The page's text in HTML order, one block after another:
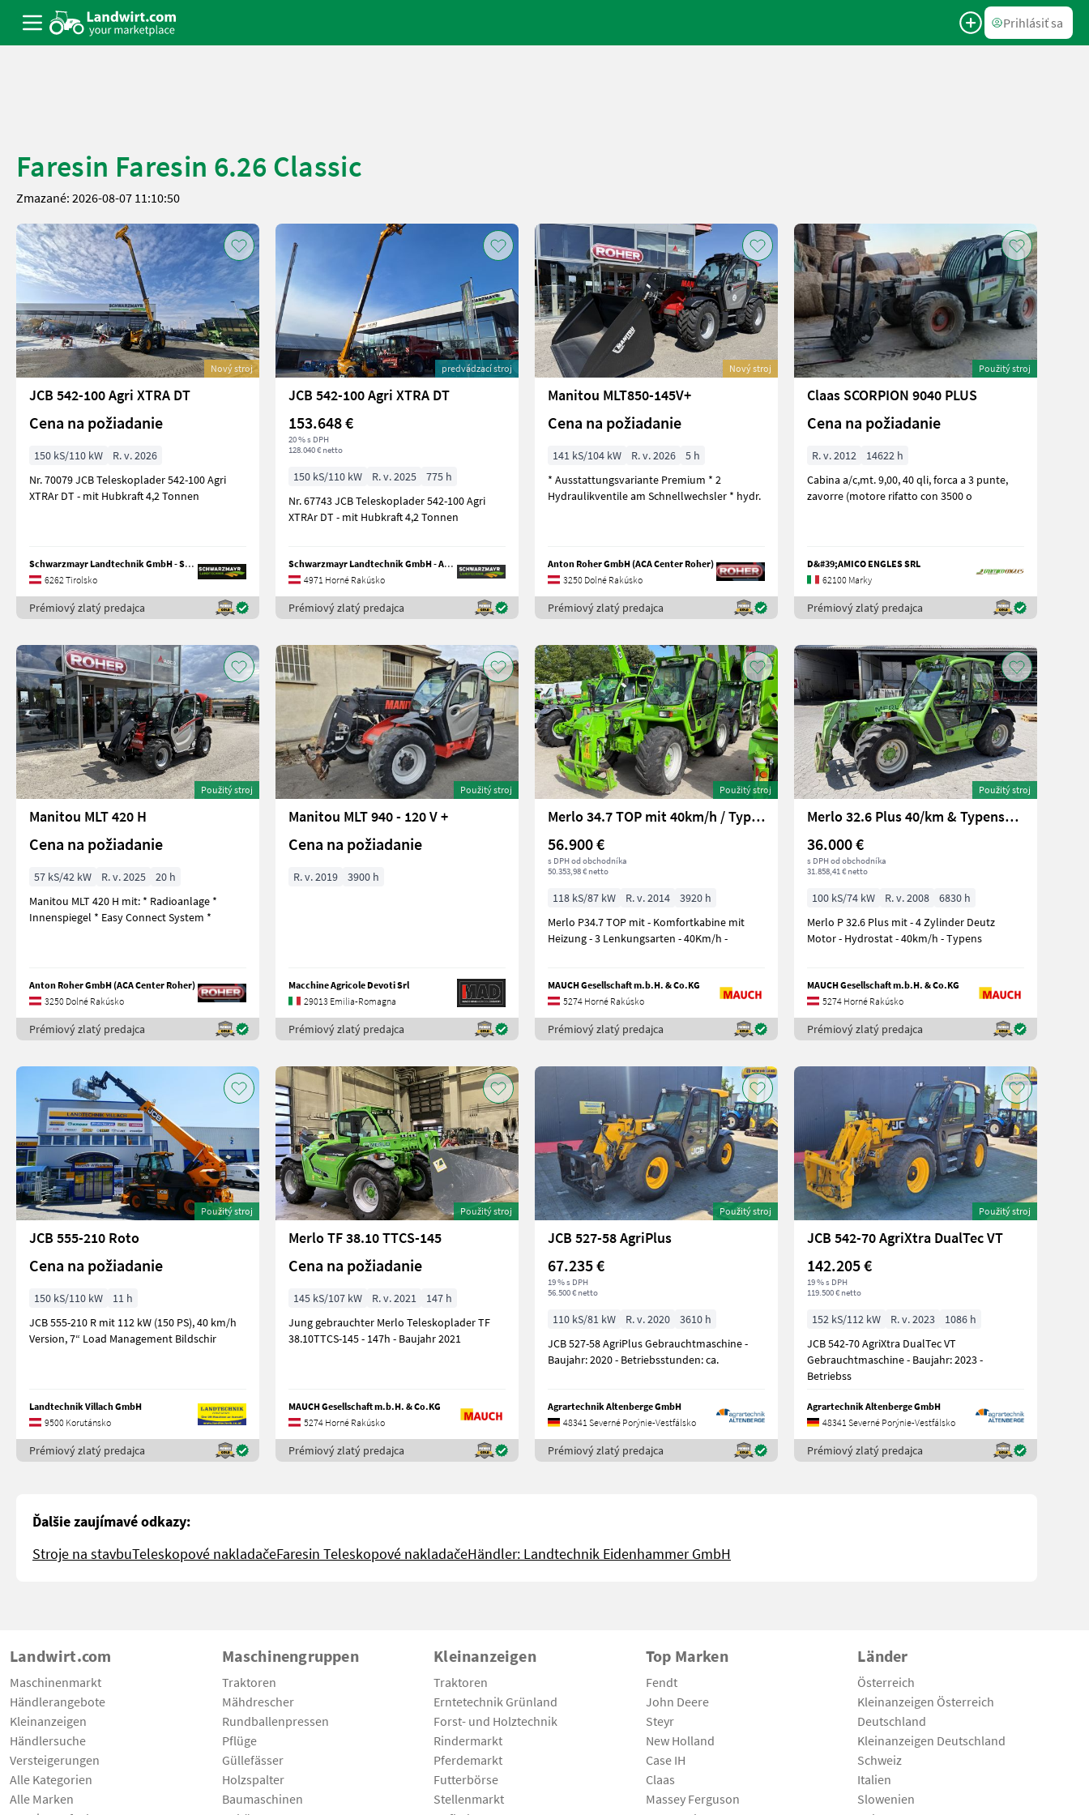
Prihlásiť sa
Faresin Faresin 6.26 Classic
Zmazané: 2026-08-07 11:10:50
Nový stroj
JCB 542-100 Agri XTRA DT
Cena na požiadanie
150 kS/110 kW
R. v. 2026
Nr. 70079 JCB Teleskoplader 542-100 Agri
XTRAr DT - mit Hubkraft 4,2 Tonnen
Schwarzmayr Landtechnik GmbH - Schlitters
6262 Tirolsko
Prémiový zlatý predajca
predvádzací stroj
JCB 542-100 Agri XTRA DT
153.648 €
20 % s DPH
128.040 € netto
150 kS/110 kW R. v. 2025
775 h
Nr. 67743 JCB Teleskoplader 542-100 Agri
XTRAr DT - mit Hubkraft 4,2 Tonnen
Schwarzmayr Landtechnik GmbH - Aurolzmünster
4971 Horné Rakúsko
Prémiový zlatý predajca
Nový stroj
Manitou MLT850-145V+
Cena na požiadanie
141 kS/104 kW R. v. 2026
5 h
* Ausstattungsvariante Premium * 2
Hydraulikventile am Schnellwechsler * hydr.
Anton Roher GmbH (ACA Center Roher)
3250 Dolné Rakúsko
Prémiový zlatý predajca
Použitý stroj
Claas SCORPION 9040 PLUS
Cena na požiadanie
R. v. 2012
14622 h
Cabina a/c,mt. 9,00, 40 qli, forca a 3 punte,
zavorre (motore rifatto con 3500 o
D&#39;AMICO ENGLES SRL
62100 Marky
Prémiový zlatý predajca
Použitý stroj
Manitou MLT 420 H
Cena na požiadanie
57 kS/42 kW R. v. 2025
20 h
Manitou MLT 420 H mit: * Radioanlage *
Innenspiegel * Easy Connect System *
Anton Roher GmbH (ACA Center Roher)
3250 Dolné Rakúsko
Prémiový zlatý predajca
Použitý stroj
Manitou MLT 940 - 120 V +
Cena na požiadanie
R. v. 2019 3900 h
Macchine Agricole Devoti Srl
29013 Emilia-Romagna
Prémiový zlatý predajca
Použitý stroj
Merlo 34.7 TOP mit 40km/h / Typenschein
56.900 €
s DPH od obchodníka
50.353,98 € netto
118 kS/87 kW R. v. 2014
3920 h
Merlo P34.7 TOP mit - Komfortkabine mit
Heizung - 3 Lenkungsarten - 40Km/h -
MAUCH Gesellschaft m.b.H. & Co.KG
5274 Horné Rakúsko
Prémiový zlatý predajca
Použitý stroj
Merlo 32.6 Plus 40/km & Typenschein 2,0m Bauhöhe
36.000 €
s DPH od obchodníka
31.858,41 € netto
100 kS/74 kW R. v. 2008
6830 h
Merlo P 32.6 Plus mit - 4 Zylinder Deutz
Motor - Hydrostat - 40km/h - Typens
MAUCH Gesellschaft m.b.H. & Co.KG
5274 Horné Rakúsko
Prémiový zlatý predajca
Použitý stroj
JCB 555-210 Roto
Cena na požiadanie
150 kS/110 kW
11 h
JCB 555-210 R mit 112 kW (150 PS), 40 km/h
Version, 7“ Load Management Bildschir
Landtechnik Villach GmbH
9500 Korutánsko
Prémiový zlatý predajca
Použitý stroj
Merlo TF 38.10 TTCS-145
Cena na požiadanie
145 kS/107 kW R. v. 2021
147 h
Jung gebrauchter Merlo Teleskoplader TF
38.10TTCS-145 - 147h - Baujahr 2021
MAUCH Gesellschaft m.b.H. & Co.KG
5274 Horné Rakúsko
Prémiový zlatý predajca
Použitý stroj
JCB 527-58 AgriPlus
67.235 €
19 % s DPH
56.500 € netto
110 kS/81 kW R. v. 2020
3610 h
JCB 527-58 AgriPlus Gebrauchtmaschine -
Baujahr: 2020 - Betriebsstunden: ca.
Agrartechnik Altenberge GmbH
48341 Severné Porýnie-Vestfálsko
Prémiový zlatý predajca
Použitý stroj
JCB 542-70 AgriXtra DualTec VT
142.205 €
19 % s DPH
119.500 € netto
152 kS/112 kW R. v. 2023
1086 h
JCB 542-70 AgriXtra DualTec VT
Gebrauchtmaschine - Baujahr: 2023 -
Betriebss
Agrartechnik Altenberge GmbH
48341 Severné Porýnie-Vestfálsko
Prémiový zlatý predajca
Ďalšie zaujímavé odkazy:
Stroje na stavbuTeleskopové nakladačeFaresin Teleskopové nakladačeHändler: Landtechnik Eidenhammer GmbH
Landwirt.com
Maschinenmarkt
Händlerangebote
Kleinanzeigen
Händlersuche
Versteigerungen
Alle Kategorien
Alle Marken
Maschinengruppen
Traktoren
Mähdrescher
Rundballenpressen
Pflüge
Güllefässer
Holzspalter
Baumaschinen
Kleinanzeigen
Traktoren
Erntetechnik Grünland
Forst- und Holztechnik
Rindermarkt
Pferdemarkt
Futterbörse
Stellenmarkt
Top Marken
Fendt
John Deere
Steyr
New Holland
Case IH
Claas
Massey Ferguson
Länder
Österreich
Kleinanzeigen Österreich
Deutschland
Kleinanzeigen Deutschland
Schweiz
Italien
Slowenien